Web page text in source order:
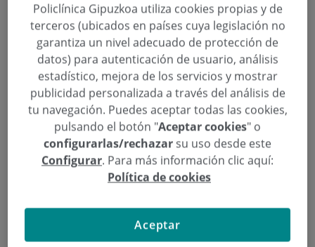
Categoría:Neurofisiología, Unidad del Sueño
28 de Marzo de 2024
El Dr. Segundo Ramírez, neurofisiólogo de la
Unidad del Sueño de Policlínica Gipuzkoa ofrece
consejos para afrontar mejor el cambio de hora
de este fin de semana, especialmente para
personas susceptibles como bebés lactantes y
ancianos.
Policlínica Gipuzkoa utiliza cookies propias y de
terceros (ubicados en países cuya legislación no
garantiza un nivel adecuado de protección de
datos) para autenticación de usuario, análisis
estadístico, mejora de los servicios y mostrar
publicidad personalizada a través del análisis de
tu navegación. Puedes aceptar todas las cookies,
pulsando el botón "Aceptar cookies" o
configurarlas/rechazar su uso desde este
Configurar. Para más información clic aquí:
Política de cookies
Aceptar